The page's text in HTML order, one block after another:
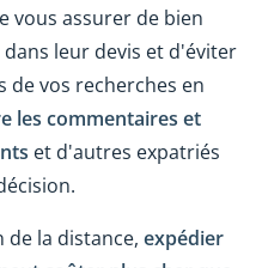
vous assurer de bien
leur devis et d'éviter
de vos recherches en
les commentaires et
et d'autres expatriés
la distance, expédier